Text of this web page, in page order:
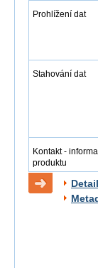
Prohlížení dat
Stahování dat
Kontakt -
produktu